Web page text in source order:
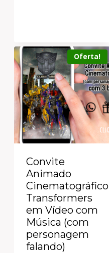
Oferta!
Convite
Animado
Cinematográfico
Transformers
em Vídeo com
Música (com
personagem
falando)